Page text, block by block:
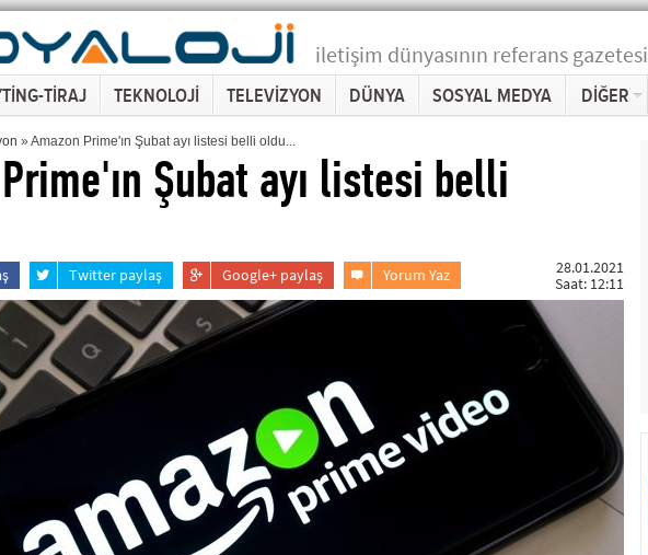
iletişim dünyasının referans gazetesi
TİRAJ TEKNOLOJİ TELEVİZYON DÜNYA SOSYAL MEDYA DİĞER
Şubat ayı listesi belli
» Amazon Prime'ın Şubat ayı listesi belli oldu...
Twitter paylaş Google+ paylaş Yorum Yaz
28.01.2021
Saat: 12:11